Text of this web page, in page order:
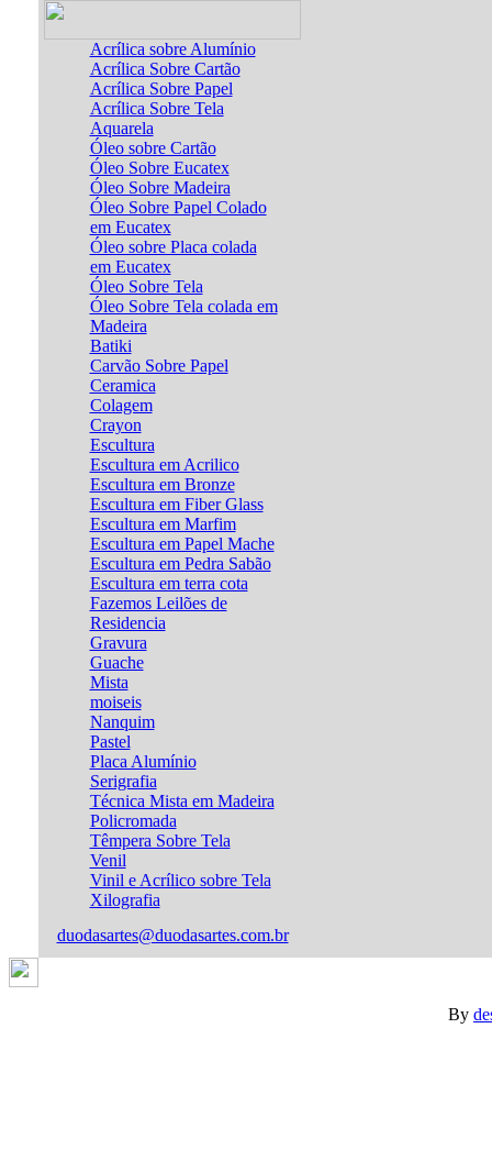
Acrílica sobre Alumínio
Acrílica Sobre Cartão
Acrílica Sobre Papel
Acrílica Sobre Tela
Aquarela
Óleo sobre Cartão
Óleo Sobre Eucatex
Óleo Sobre Madeira
Óleo Sobre Papel Colado
em Eucatex
Óleo sobre Placa colada
em Eucatex
Óleo Sobre Tela
Óleo Sobre Tela colada em
Madeira
Batiki
Carvão Sobre Papel
Ceramica
Colagem
Crayon
Escultura
Escultura em Acrilico
Escultura em Bronze
Escultura em Fiber Glass
Escultura em Marfim
Escultura em Papel Mache
Escultura em Pedra Sabão
Escultura em terra cota
Fazemos Leilões de
Residencia
Gravura
Guache
Mista
moiseis
Nanquim
Pastel
Placa Alumínio
Serigrafia
Técnica Mista em Madeira
Policromada
Têmpera Sobre Tela
Venil
Vinil e Acrílico sobre Tela
Xilografia
duodasartes@duodasartes.com.br
By